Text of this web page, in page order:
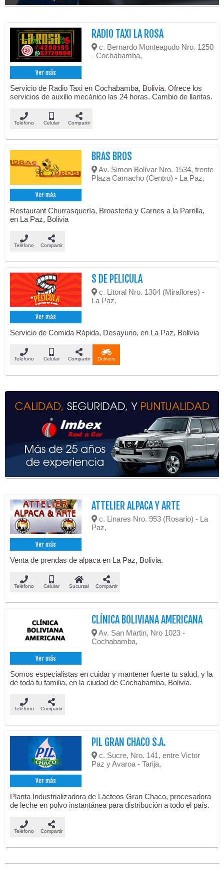
Ver más
RADIO TAXI LA ROSA
c. Bernardo Monteagudo Nro. 1250
- Cochabamba,
Servicio de Radio Taxi en Cochabamba, Bolivia. Ofrece los
servicios de auxilio mecánico las 24 horas. Cambio de llantas.
Teléfono Celular Compartir
Ver más
BRAS BROS
Av. Simon Bolívar Nro. 1534, frente
Plaza Camacho (Centro) - La Paz,
Restaurant Churrasquería, Broasteria y Carnes a la Parrilla,
en La Paz, Bolivia
Teléfono Compartir
Ver más
S DE PELICULA
c. Litoral Nro. 1304 (Miraflores) -
La Paz,
Servicio de Comida Rápida, Desayuno, en La Paz, Bolivia
Teléfono Celular Compartir Delivery
Ver más
ATTELIER ALPACA Y ARTE
c. Linares Nro. 953 (Rosario) - La
Paz,
Venta de prendas de alpaca en La Paz, Bolivia.
Teléfono Celular Sucursal Compartir
Ver más
CLÍNICA BOLIVIANA AMERICANA
Av. San Martin, Nro 1023 -
Cochabamba,
Somos especialistas en cuidar y mantener fuerte tu salud, y la
de toda tu familia, en la ciudad de Cochabamba, Bolivia.
Teléfono Compartir
Ver más
PIL GRAN CHACO S.A.
c. Sucre, Nro. 141, entre Victor
Paz y Avaroa - Tarija,
Planta Industrializadora de Lácteos Gran Chaco, procesadora
de leche en polvo instantánea para distribución a todo el país.
Teléfono Compartir